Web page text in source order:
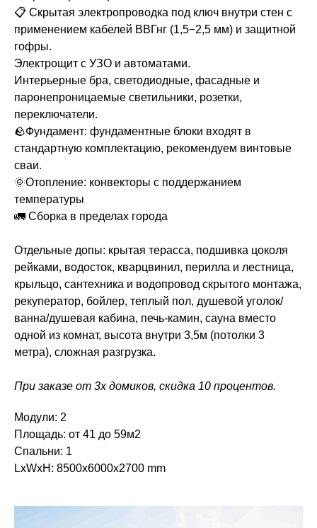
📋 Скрытая электропроводка под ключ внутри стен с
применением кабелей ВВГнг (1,5−2,5 мм) и защитной
гофры.
Электрощит с УЗО и автоматами.
Интерьерные бра, светодиодные, фасадные и
паронепроницаемые светильники, розетки,
переключатели.
🪨Фундамент: фундаментные блоки входят в
стандартную комплектацию, рекомендуем винтовые
сваи.
🌞Отопление: конвекторы с поддержанием
температуры
🚛 Сборка в пределах города
Отдельные допы: крытая терасса, подшивка цоколя
рейками, водосток, кварцвинил, перилла и лестница,
крыльцо, сантехника и водопровод скрытого монтажа,
рекуператор, бойлер, теплый пол, душевой уголок/
ванна/душевая кабина, печь-камин, сауна вместо
одной из комнат, высота внутри 3,5м (потолки 3
метра), сложная разгрузка.
При заказе от 3х домиков, скидка 10 процентов.
Модули: 2
Площадь: от 41 до 59м2
Спальни: 1
LxWxH: 8500x6000x2700 mm